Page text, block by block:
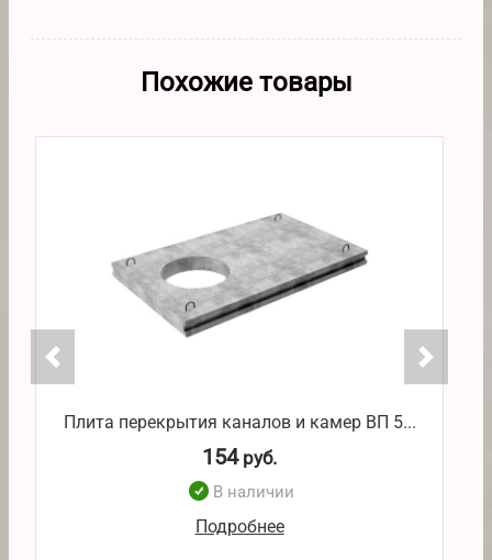
Похожие товары
Плита перекрытия каналов и камер ВП 5...
154руб.
В наличии
Подробнее